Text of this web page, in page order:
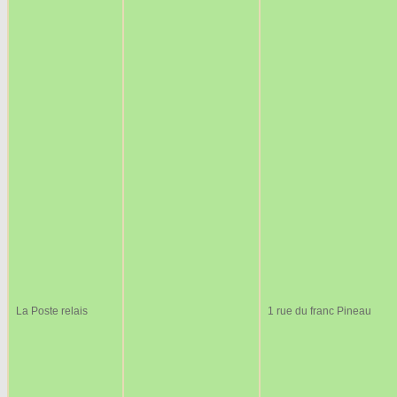
La Poste relais 1 rue du franc Pineau